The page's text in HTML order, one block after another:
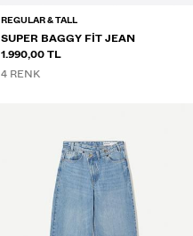
REGULAR & TALL
SUPER BAGGY FIT JEAN
1.990,00 TL
4 RENK